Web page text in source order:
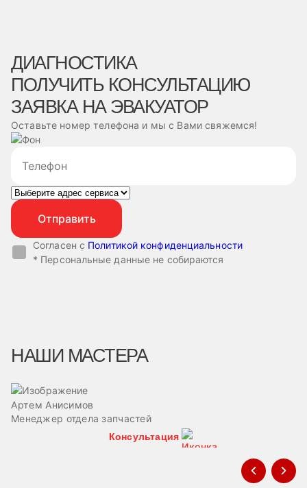
ДИАГНОСТИКА
ПОЛУЧИТЬ КОНСУЛЬТАЦИЮ
ЗАЯВКА НА ЭВАКУАТОР
Оставьте номер телефона и мы с Вами свяжемся!
Согласен с Политикой конфиденциальности
* Персональные данные не собираются
НАШИ МАСТЕРА
Артем Анисимов
Менеджер отдела запчастей
Консультация